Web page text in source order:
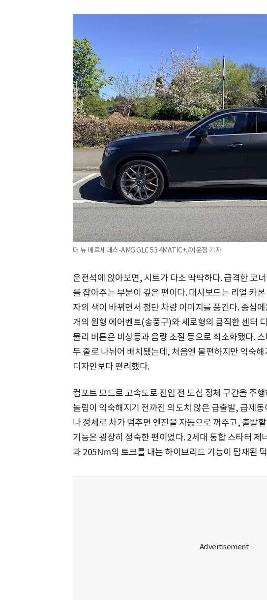
더 뉴 메르세데스-AMG GLC 53 4MATIC+./이윤정 기자
운전석에 앉아보면, 시트가 다소 딱딱하다. 급격한 코
를 잡아주는 부분이 깊은 편이다. 대시보드는 리얼 카
자의 색이 바뀌면서 첨단 차량 이미지를 풍긴다. 중심
개의 원형 에어벤트(송풍구)와 세로형의 큼직한 센터
물리 버튼은 비상등과 음량 조절 등으로 최소화됐다.
두 줄로 나뉘어 배치됐는데, 처음엔 불편하지만 익숙
디자인보다 편리했다.
컴포트 모드로 고속도로 진입 전 도심 정체 구간을 주
놀림이 익숙해지기 전까진 의도치 않은 급출발, 급제동
나 정체로 차가 멈추면 엔진을 자동으로 꺼주고, 출발
기능은 굉장히 정숙한 편이었다. 2세대 통합 스타터 제
과 205Nm의 토크를 내는 하이브리드 기능이 탑재된